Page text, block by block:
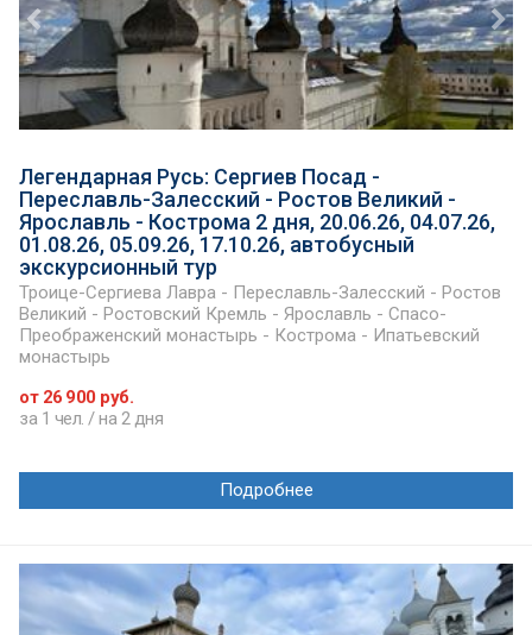
Легендарная Русь: Сергиев Посад -
Переславль-Залесский - Ростов Великий -
Ярославль - Кострома 2 дня, 20.06.26, 04.07.26,
01.08.26, 05.09.26, 17.10.26, автобусный
экскурсионный тур
Троице-Сергиева Лавра - Переславль-Залесский - Ростов
Великий - Ростовский Кремль - Ярославль - Спасо-
Преображенский монастырь - Кострома - Ипатьевский
монастырь
от 26 900 руб.
за 1 чел. / на 2 дня
Подробнее